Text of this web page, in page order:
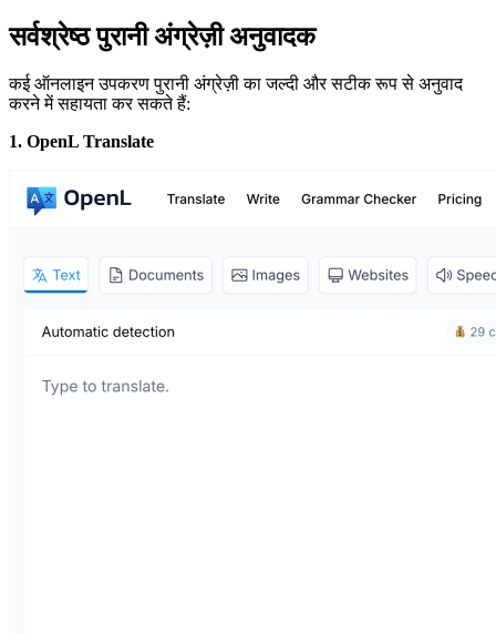
सर्वश्रेष्ठ पुरानी अंग्रेज़ी अनुवादक
कई ऑनलाइन उपकरण पुरानी अंग्रेज़ी का जल्दी और सटीक रूप से अनुवाद
करने में सहायता कर सकते हैं:
1. OpenL Translate